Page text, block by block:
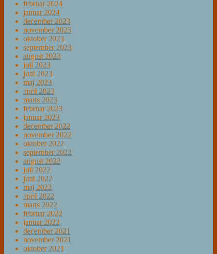
februar 2024
januar 2024
december 2023
november 2023
oktober 2023
september 2023
august 2023
juli 2023
juni 2023
maj 2023
april 2023
marts 2023
februar 2023
januar 2023
december 2022
november 2022
oktober 2022
september 2022
august 2022
juli 2022
juni 2022
maj 2022
april 2022
marts 2022
februar 2022
januar 2022
december 2021
november 2021
oktober 2021